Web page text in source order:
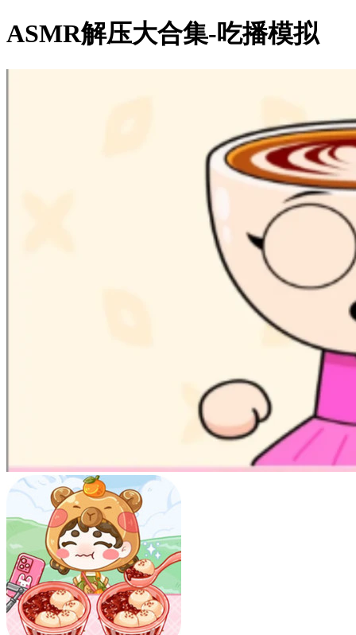
ASMR解压大合集-吃播模拟